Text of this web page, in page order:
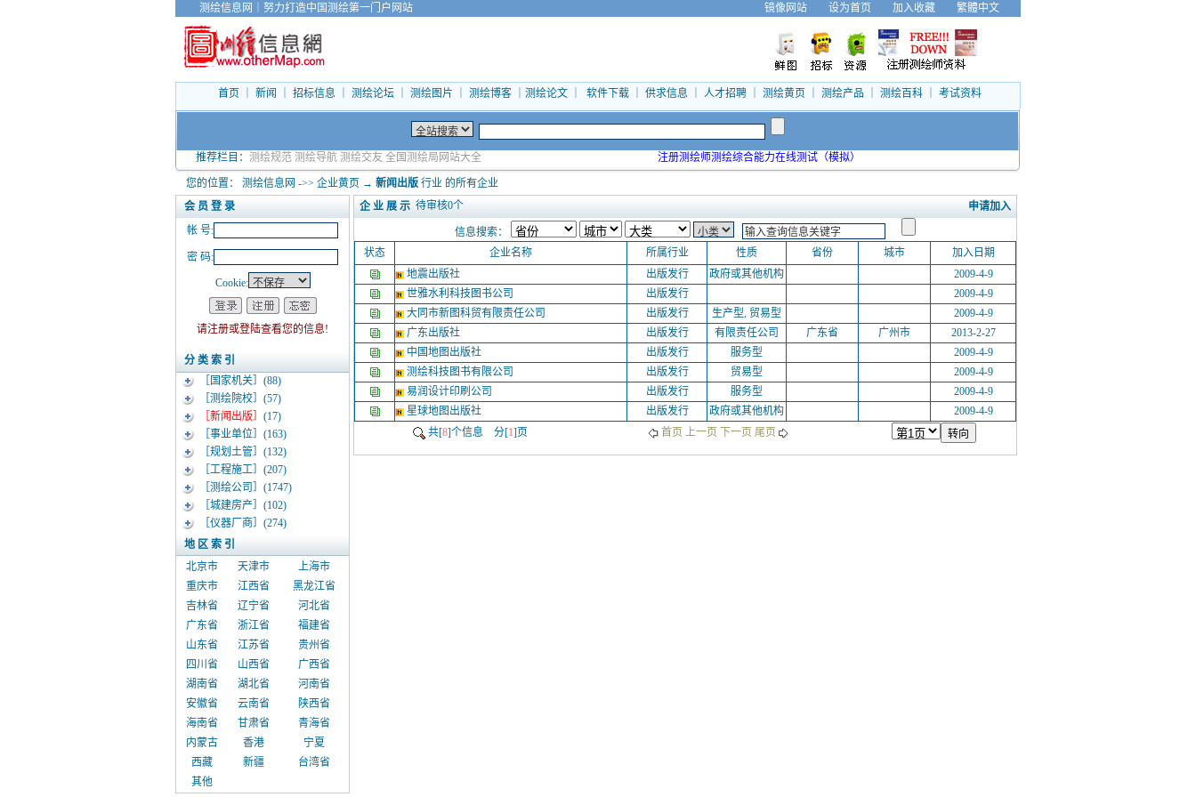
测绘信息网 努力打造中国测绘第一门户网站 镜像网站 设为首页 加入收藏 繁體中文
首页 新闻 招标信息｜ 测绘论坛｜ 测绘图片 测绘博客｜ 测绘论文｜ 软件下载｜ 供求信息｜ 人才招聘｜ 测绘黄页 测绘产品 测绘百科｜ 考试资料
推荐栏目： 测绘规范 测绘导航 测绘交友 全国测绘局网站大全 注册测绘师测绘综合能力在线测试（模拟）
您的位置： 测绘信息网 ->> 企业黄页 → 新闻出版 行业 的所有企业
会 员 登 录
帐 号:
密 码:
Cookie:
请注册或登陆查看您的信息!
分 类 索 引
［国家机关］ (88)
［测绘院校］ (57)
［新闻出版］ (17)
［事业单位］ (163)
［规划土管］ (132)
［工程施工］ (207)
［测绘公司］ (1747)
［城建房产］ (102)
［仪器厂商］ (274)
地 区 索 引
北京市
天津市
上海市
重庆市
江西省
黑龙江省
吉林省
辽宁省
河北省
广东省
浙江省
福建省
山东省
江苏省
贵州省
四川省
山西省
广西省
湖南省
湖北省
河南省
安徽省
云南省
陕西省
海南省
甘肃省
青海省
内蒙古
香港
宁夏
西藏
新疆
台湾省
其他
企 业 展 示 待审核0个 申请加入
信息搜索：
状态
企业名称 所属行业 性质 省份 城市
加入日期
地震出版社
出版发行 政府或其他机构
2009-4-9
世雅水利科技图书公司
出版发行
2009-4-9
大同市新图科贸有限责任公司
出版发行 生产型, 贸易型
2009-4-9
广东出版社
出版发行 有限责任公司 广东省 广州市
2013-2-27
中国地图出版社
出版发行 服务型
2009-4-9
测绘科技图书有限公司
出版发行 贸易型
2009-4-9
易润设计印刷公司
出版发行 服务型
2009-4-9
星球地图出版社
出版发行 政府或其他机构
2009-4-9
共[8]个信息 分[1]页 首页 上一页 下一页 尾页